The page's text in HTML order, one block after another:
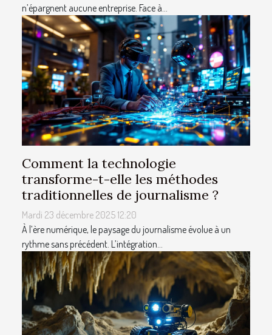
n’épargnent aucune entreprise. Face à...
Comment la technologie
transforme-t-elle les méthodes
traditionnelles de journalisme ?
Mardi 23 décembre 2025 12:20
À l’ère numérique, le paysage du journalisme évolue à un
rythme sans précédent. L’intégration...